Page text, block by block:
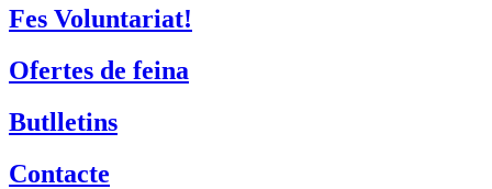
Fes Voluntariat!
Ofertes de feina
Butlletins
Contacte